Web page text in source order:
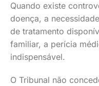
Quando existe
doença, a
de tratamento
familiar, a perícia
indispensável.
O Tribunal não